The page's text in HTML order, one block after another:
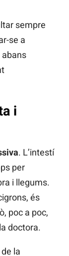
sempre
se a
i
. L’intestí
per
i llegums.
és
poc a poc,
doctora.
la